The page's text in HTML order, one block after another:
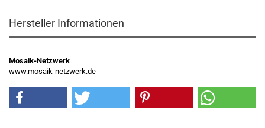
Hersteller Informationen
Mosaik-Netzwerk
www.mosaik-netzwerk.de